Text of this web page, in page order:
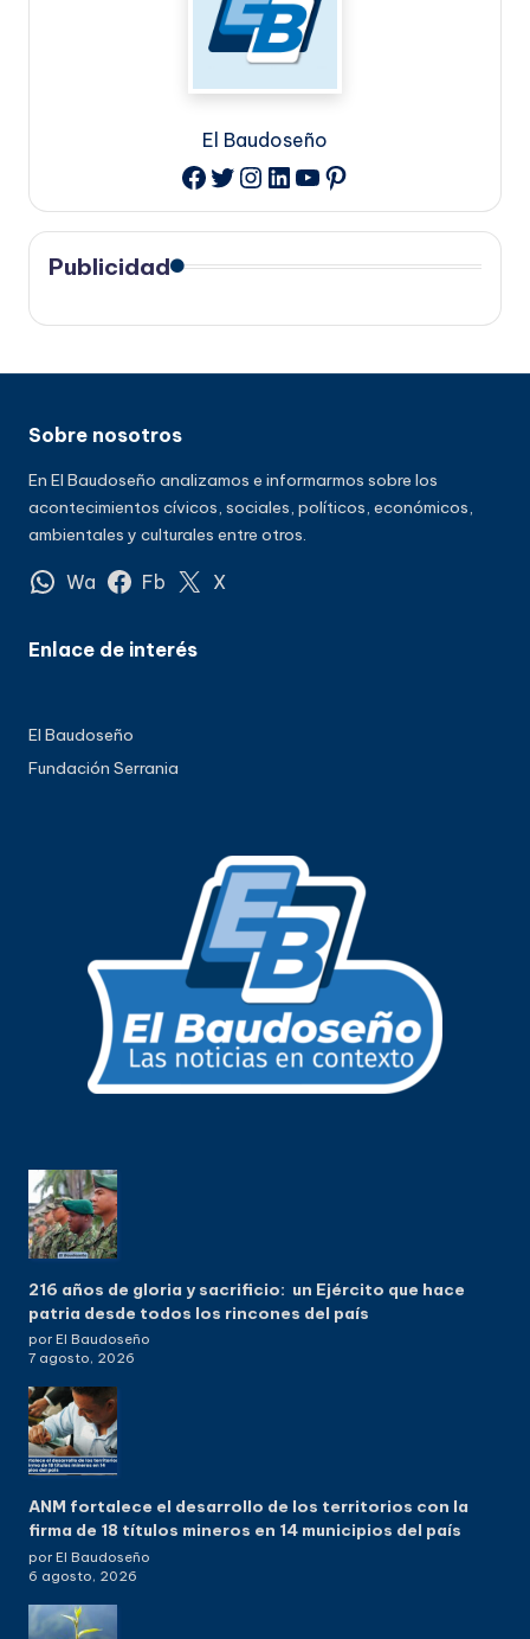
El Baudoseño
Facebook
Twitter
Instagram
LinkedIn
YouTube
Pinterest
Publicidad
Sobre nosotros
En El Baudoseño analizamos e informarmos sobre los
acontecimientos cívicos, sociales, políticos, económicos,
ambientales y culturales entre otros.
Wa Fb X
Enlace de interés
El Baudoseño
Fundación Serrania
216 años de gloria y sacrificio: un Ejército que hace
patria desde todos los rincones del país
por El Baudoseño
7 agosto, 2026
ANM fortalece el desarrollo de los territorios con la
firma de 18 títulos mineros en 14 municipios del país
por El Baudoseño
6 agosto, 2026